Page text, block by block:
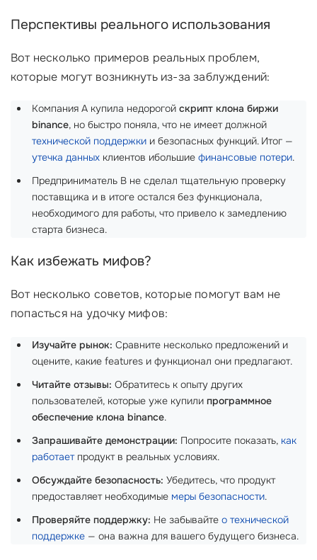
Перспективы реального использования
Вот несколько примеров реальных проблем,
которые могут возникнуть из-за заблуждений:
Компания A купила недорогой скрипт клона биржи
binance, но быстро поняла, что не имеет должной
технической поддержки и безопасных функций. Итог —
утечка данных клиентов ибольшие финансовые потери.
Предприниматель B не сделал тщательную проверку
поставщика и в итоге остался без функционала,
необходимого для работы, что привело к замедлению
старта бизнеса.
Как избежать мифов?
Вот несколько советов, которые помогут вам не
попасться на удочку мифов:
Изучайте рынок: Сравните несколько предложений и
оцените, какие features и функционал они предлагают.
Читайте отзывы: Обратитесь к опыту других
пользователей, которые уже купили программное
обеспечение клона binance.
Запрашивайте демонстрации: Попросите показать, как
работаетпродукт в реальных условиях.
Обсуждайте безопасность: Убедитесь, что продукт
предоставляет необходимые меры безопасности.
Проверяйте поддержку: Не забывайте о технической
поддержке — она важна для вашего будущего бизнеса.